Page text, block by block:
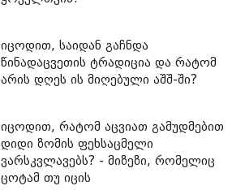
იცოდით, საიდან გაჩნდა
წინადაცვეთის ტრადიცია და რატომ
არის დღეს ის მიღებული აშშ-ში?
იცოდით, რატომ აცვიათ გამუდმებით
დიდი ზომის ფეხსაცმელი
ვარსკვლავებს? - მიზეზი, რომელიც
ცოტამ თუ იცის